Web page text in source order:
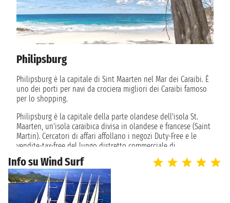
martedì 16 febbraio 2027
19:00 - 23:59
JOST VAN DYKE
mercoledì 17 febbraio 2027
n.d. - 22:00
giovedì 18 febbraio 2027
08:00 - 17:00
VIRGIN GORDA
venerdì 19 febbraio 2027
08:00 - 22:00
GUSTAVIA
06:00 - 19:00
PHILIPSBURG
domenica 21 febbraio 2027
08:00 - 17:00
Philipsburg
Philipsburg è la capitale di Sint Maarten nel Mar dei Caraibi. È
uno dei porti per navi da crociera migliori dei Caraibi famoso
per lo shopping.
Philipsburg è la capitale della parte olandese dell'isola St.
Maarten, un'isola caraibica divisa in olandese e francese (Saint
Martin). Cercatori di affari affollano i negozi Duty-Free e le
vendite-tax-free del lungo distretto commerciale di
Philipsburg. I visitatori possono godere anche di gallerie d'arte
nella città, fortezze storiche, casinò e zoo, così come Great Bay
Beach e la passeggiata.
Info su Wind Surf